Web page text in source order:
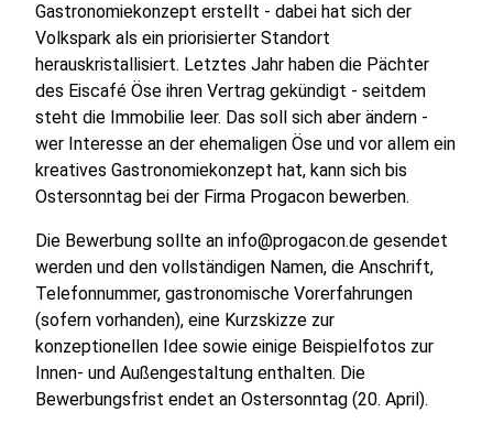
Gastronomiekonzept erstellt - dabei hat sich der
Volkspark als ein priorisierter Standort
herauskristallisiert. Letztes Jahr haben die Pächter
des Eiscafé Öse ihren Vertrag gekündigt - seitdem
steht die Immobilie leer. Das soll sich aber ändern -
wer Interesse an der ehemaligen Öse und vor allem ein
kreatives Gastronomiekonzept hat, kann sich bis
Ostersonntag bei der Firma Progacon bewerben.
Die Bewerbung sollte an info@progacon.de gesendet
werden und den vollständigen Namen, die Anschrift,
Telefonnummer, gastronomische Vorerfahrungen
(sofern vorhanden), eine Kurzskizze zur
konzeptionellen Idee sowie einige Beispielfotos zur
Innen- und Außengestaltung enthalten. Die
Bewerbungsfrist endet an Ostersonntag (20. April).